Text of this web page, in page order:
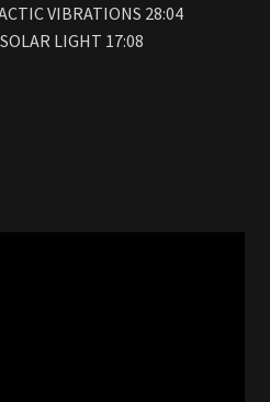
VIBRATIONS 28:04
LIGHT 17:08